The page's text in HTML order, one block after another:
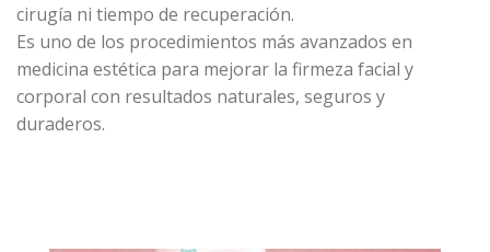
cirugía ni tiempo de recuperación.
Es uno de los procedimientos más avanzados en
medicina estética para mejorar la firmeza facial y
corporal con resultados naturales, seguros y
duraderos.